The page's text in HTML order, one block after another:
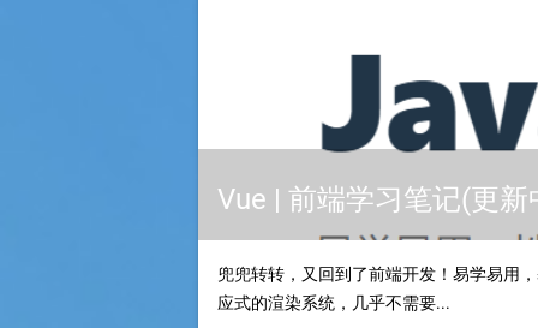
Vue | 前端学习笔记(更新
兜兜转转，又回到了前端开发！易学易用
应式的渲染系统，几乎不需要...